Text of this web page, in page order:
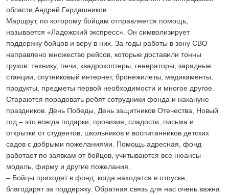
области Андрей Гардашников.
Маршрут, по которому бойцам отправляется помощь,
называется «Ладожский экспресс». Он символизирует
поддержку бойцов и веру в них. За годы работы в зону СВО
направлено множество рейсов, которые доставили тонны
грузов: технику, печи, квадрокоптеры, генераторы, зарядные
станции, спутниковый интернет, бронежилеты, медикаменты,
продукты, предметы первой необходимости и многое другое.
Стараются порадовать ребят сотрудники фонда и накануне
праздников. День Победы, День защитников Отечества, Новый
год – это всегда подарки, провизия, сладости, письма и
открытки от студентов, школьников и воспитанников детских
садов с добрыми пожеланиями. Помощь адресная, фонд
работает по заявкам от бойцов, учитываются все нюансы –
модель, фирму и другие пожелания.
– Бойцы приходят в фонд, когда находятся в отпуске,
благодарят за поддержку. Обратная связь для нас очень важна